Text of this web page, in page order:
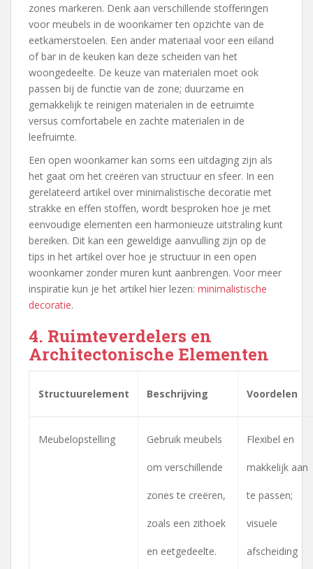
zones markeren. Denk aan verschillende stofferingen
voor meubels in de woonkamer ten opzichte van de
eetkamerstoelen. Een ander materiaal voor een eiland
of bar in de keuken kan deze scheiden van het
woongedeelte. De keuze van materialen moet ook
passen bij de functie van de zone; duurzame en
gemakkelijk te reinigen materialen in de eetruimte
versus comfortabele en zachte materialen in de
leefruimte.
Een open woonkamer kan soms een uitdaging zijn als
het gaat om het creëren van structuur en sfeer. In een
gerelateerd artikel over minimalistische decoratie met
strakke en effen stoffen, wordt besproken hoe je met
eenvoudige elementen een harmonieuze uitstraling kunt
bereiken. Dit kan een geweldige aanvulling zijn op de
tips in het artikel over hoe je structuur in een open
woonkamer zonder muren kunt aanbrengen. Voor meer
inspiratie kun je het artikel hier lezen: minimalistische
decoratie.
4. Ruimteverdelers en
Architectonische Elementen
Structuurelement Beschrijving Voordelen
Meubelopstelling Gebruik meubels
om verschillende
zones te creëren,
zoals een zithoek
en eetgedeelte.
Flexibel en
makkelijk aan
te passen;
visuele
afscheiding